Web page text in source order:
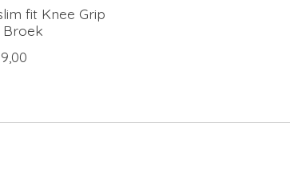
fit Knee Grip
Broek